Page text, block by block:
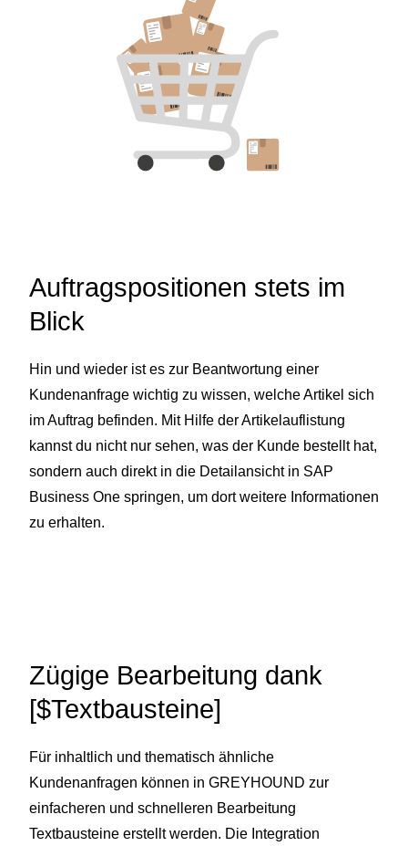
Auftragspositionen stets im
Blick
Hin und wieder ist es zur Beantwortung einer
Kundenanfrage wichtig zu wissen, welche Artikel sich
im Auftrag befinden. Mit Hilfe der Artikelauflistung
kannst du nicht nur sehen, was der Kunde bestellt hat,
sondern auch direkt in die Detailansicht in SAP
Business One springen, um dort weitere Informationen
zu erhalten.
Zügige Bearbeitung dank
[$Textbausteine]
Für inhaltlich und thematisch ähnliche
Kundenanfragen können in GREYHOUND zur
einfacheren und schnelleren Bearbeitung
Textbausteine erstellt werden. Die Integration